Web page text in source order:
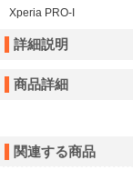
Xperia PRO-I
詳細説明
商品詳細
関連する商品